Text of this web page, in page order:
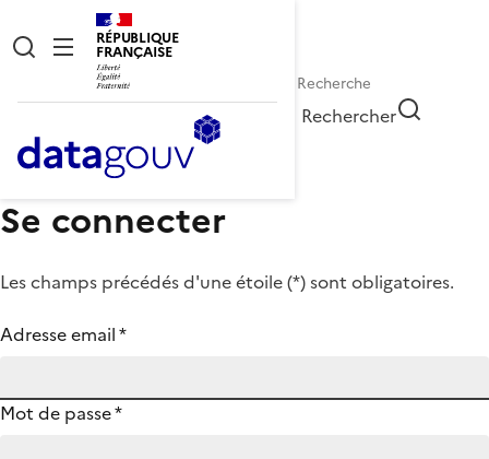
RÉPUBLIQUE
FRANÇAISE
Rechercher
Se connecter
Les champs précédés d'une étoile (*) sont obligatoires.
Adresse email*
Mot de passe*